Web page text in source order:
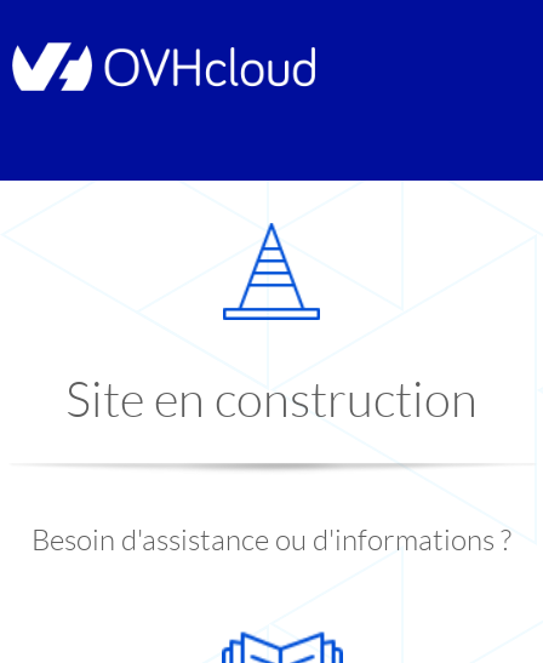
Site en construction
Besoin d'assistance ou d'informations ?